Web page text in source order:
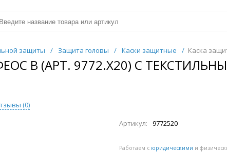
защиты / Защита головы / Каски защитные / Каска
B (АРТ. 9772.X20) С
(0)
Артикул: 9772520
Работаем с юридическими и